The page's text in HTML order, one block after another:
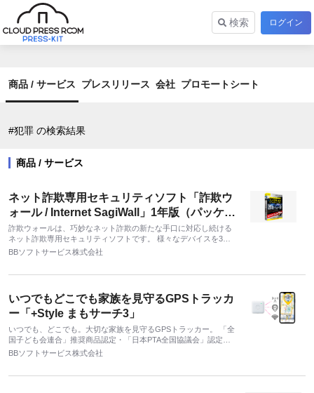
検索 ログイン
商品 / サービス プレスリリース 会社 プロモートシート
#犯罪 の検索結果
商品 / サービス
ネット詐欺専用セキュリティソフト「詐欺ウ
ォール / Internet SagiWall」1年版（パッケー
ジ版）
詐欺ウォールは、巧妙なネット詐欺の新たな手口に対応し続ける
ネット詐欺専用セキュリティソフトです。 様々なデバイスを3台
まで組み合わせ自由にインストール可能！
BBソフトサービス株式会社
いつでもどこでも家族を見守るGPSトラッカ
ー「+Style まもサーチ3」
いつでも、どこでも。大切な家族を見守るGPSトラッカー。 「全
国子ども会連合」推奨商品認定・「日本PTA全国協議会」認定商
品 お子様・ご高齢者・ペット・大切なモノにも幅広くお使いいた
BBソフトサービス株式会社